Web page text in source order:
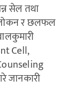
सेल तथा
र छलफल
Cell,
जानकारी